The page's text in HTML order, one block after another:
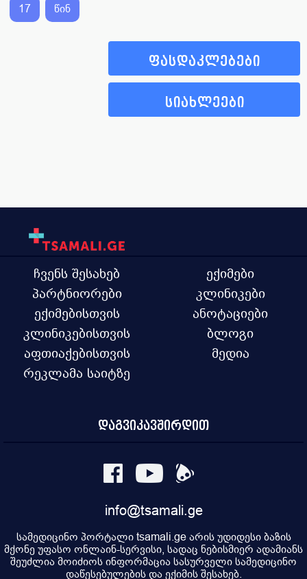
17 წინ
ფასდაკლებები
სიახლეები
ჩვენს შესახებ
პარტნიორები
ექიმებისთვის
კლინიკებისთვის
აფთიაქებისთვის
რეკლამა საიტზე
ექიმები
კლინიკები
ანოტაციები
ბლოგი
მედია
დაგვიკავშირდით
info@tsamali.ge
სამედიცინო პორტალი tsamali.ge არის უდიდესი ბაზის
მქონე უფასო ონლაინ-სერვისი, სადაც ნებისმიერ ადამიანს
შეუძლია მოიძიოს ინფორმაცია სასურველი სამედიცინო
დაწესებულების და ექიმის შესახებ.